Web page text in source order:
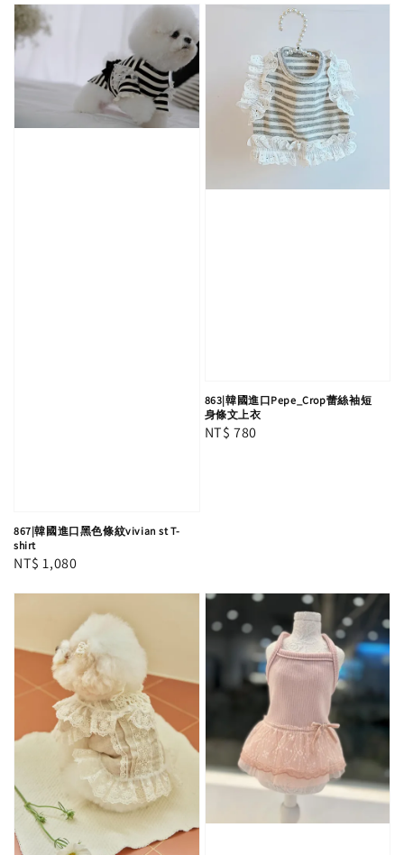
867|韓國進口黑色條紋vivian st T-
shirt
Regular
NT$ 1,080
863|韓國進口Pepe_Crop蕾絲袖短
身條文上衣
Regular
NT$ 780